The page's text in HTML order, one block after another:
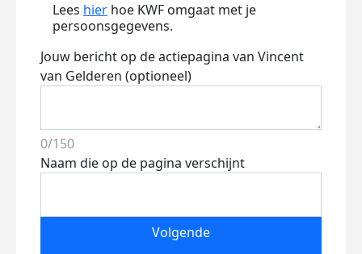
Lees hier hoe KWF omgaat met je
persoonsgegevens.
Jouw bericht op de actiepagina van Vincent
van Gelderen (optioneel)
0/150
Naam die op de pagina verschijnt
Volgende